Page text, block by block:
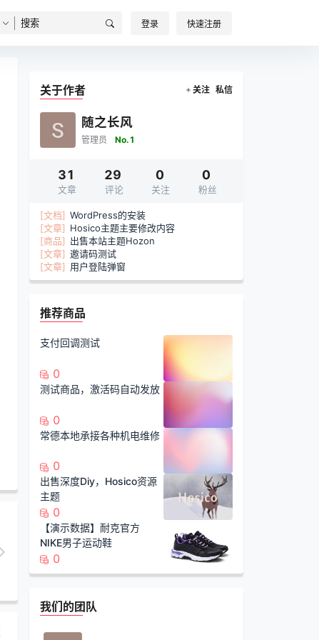
登录 快速注册
关于作者 关注 私信
随之长风
管理员 No.1
31
文章
29
评论
0
关注
0
粉丝
[文档] WordPress的安装
[文章] Hosico主题主要修改内容
[商品] 出售本站主题Hozon
[文章] 邀请码测试
[文章] 用户登陆弹窗
推荐商品
支付回调测试
0
测试商品，激活码自动发放
0
常德本地承接各种机电维修
0
出售深度Diy，Hosico资源
主题
0
【演示数据】耐克官方
NIKE男子运动鞋
0
我们的团队